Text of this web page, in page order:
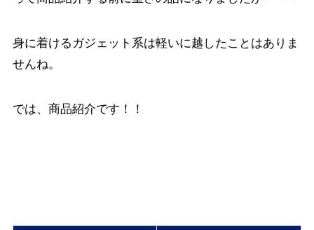
身に着けるガジェット系は軽いに越したことはありま
せんね。
では、商品紹介です！！